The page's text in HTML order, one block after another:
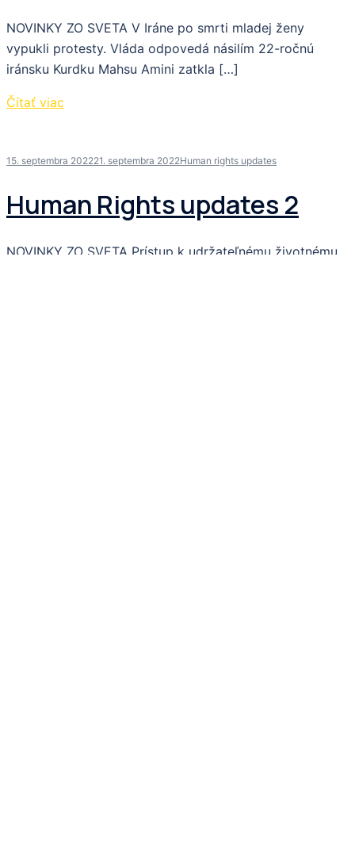
NOVINKY ZO SVETA V Iráne po smrti mladej ženy
vypukli protesty. Vláda odpovedá násilím 22-ročnú
iránsku Kurdku Mahsu Amini zatkla […]
Čítať viac
15. septembra 202221. septembra 2022Human rights updates
Human Rights updates 2
NOVINKY ZO SVETA Prístup k udržateľnému životnému